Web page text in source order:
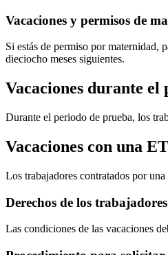
Vacaciones y permisos de
Si estás de permiso por maternidad,
dieciocho meses siguientes.
Vacaciones durante el
Durante el periodo de prueba, los
Vacaciones con una
Los trabajadores contratados por
Derechos de los
Las condiciones de las vacaciones